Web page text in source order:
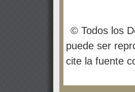
© Todos los
puede ser
cite la fuente